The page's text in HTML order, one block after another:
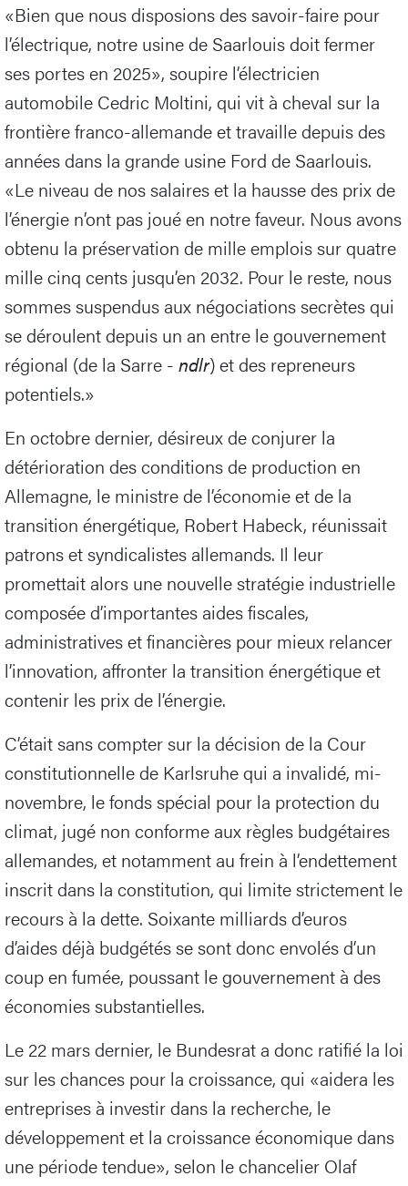
«Bien que nous disposions des savoir-faire pour
l’électrique, notre usine de Saarlouis doit fermer
ses portes en 2025», soupire l’électricien
automobile Cedric Moltini, qui vit à cheval sur la
frontière franco-allemande et travaille depuis des
années dans la grande usine Ford de Saarlouis.
«Le niveau de nos salaires et la hausse des prix de
l’énergie n’ont pas joué en notre faveur. Nous avons
obtenu la préservation de mille emplois sur quatre
mille cinq cents jusqu’en 2032. Pour le reste, nous
sommes suspendus aux négociations secrètes qui
se déroulent depuis un an entre le gouvernement
régional (de la Sarre - ndlr) et des repreneurs
potentiels.»
En octobre dernier, désireux de conjurer la
détérioration des conditions de production en
Allemagne, le ministre de l’économie et de la
transition énergétique, Robert Habeck, réunissait
patrons et syndicalistes allemands. Il leur
promettait alors une nouvelle stratégie industrielle
composée d’importantes aides fiscales,
administratives et financières pour mieux relancer
l’innovation, affronter la transition énergétique et
contenir les prix de l’énergie.
C’était sans compter sur la décision de la Cour
constitutionnelle de Karlsruhe qui a invalidé, mi-
novembre, le fonds spécial pour la protection du
climat, jugé non conforme aux règles budgétaires
allemandes, et notamment au frein à l’endettement
inscrit dans la constitution, qui limite strictement le
recours à la dette. Soixante milliards d’euros
d’aides déjà budgétés se sont donc envolés d’un
coup en fumée, poussant le gouvernement à des
économies substantielles.
Le 22 mars dernier, le Bundesrat a donc ratifié la loi
sur les chances pour la croissance, qui «aidera les
entreprises à investir dans la recherche, le
développement et la croissance économique dans
une période tendue», selon le chancelier Olaf